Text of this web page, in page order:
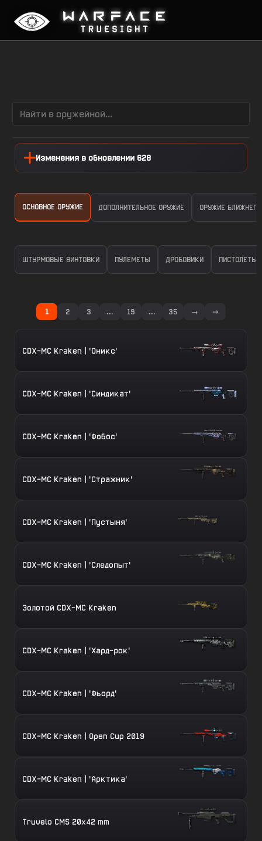
Изменения в обновлении 628
ОСНОВНОЕ ОРУЖИЕ ДОПОЛНИТЕЛЬНОЕ ОРУЖИЕ ОРУЖИЕ
ШТУРМОВЫЕ ВИНТОВКИ ПУЛЕМЕТЫ ДРОБОВИКИ
1 2 3 ... 19 ... 35 → ⇒
CDX-MC Kraken | 'Оникс'
CDX-MC Kraken | 'Синдикат'
CDX-MC Kraken | 'Фобос'
CDX-MC Kraken | 'Стражник'
CDX-MC Kraken | 'Пустыня'
CDX-MC Kraken | 'Следопыт'
Золотой CDX-MC Kraken
CDX-MC Kraken | 'Хард-рок'
CDX-MC Kraken | 'Фьорд'
CDX-MC Kraken | Open Cup 2019
CDX-MC Kraken | 'Арктика'
Truvelo CMS 20x42 mm